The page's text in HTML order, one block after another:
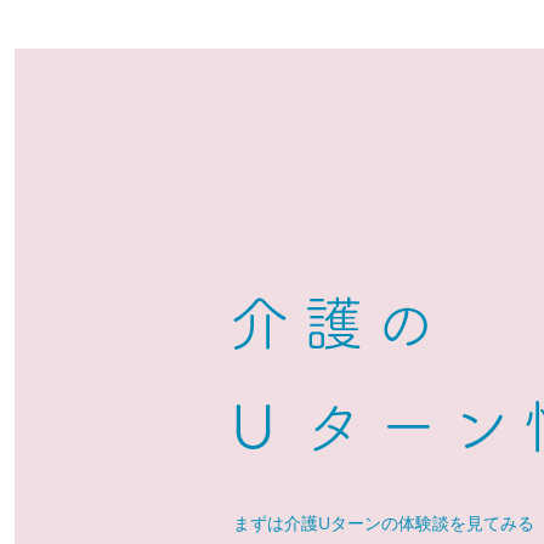
まずは介護Uターンの体験談を見てみる